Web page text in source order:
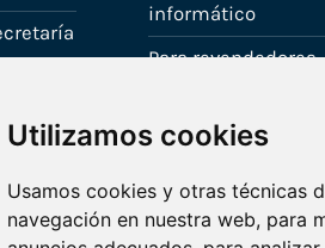
Utilizamos cookies
Usamos cookies y otras técnicas
navegación en nuestra web, para
informático
Para revendedores